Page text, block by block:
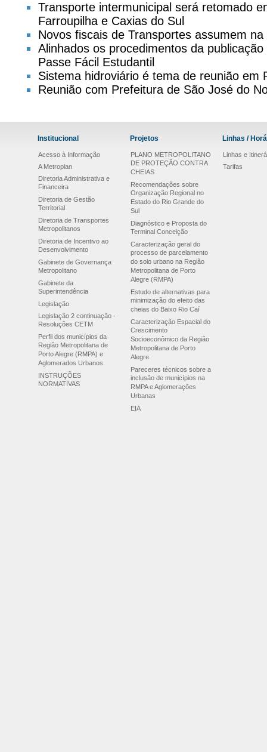
Transporte intermunicipal será retomado
Farroupilha e Caxias do Sul
Novos fiscais de Transportes assumem
Alinhados os procedimentos da
Passe Fácil Estudantil
Sistema hidroviário é tema de reunião em
Reunião com Prefeitura de São José do
Institucional
Acesso à Informação
A Metroplan
Diretoria Administrativa e
Financeira
Diretoria de Gestão
Territorial
Diretoria de Transportes
Metropolitanos
Diretoria de Incentivo ao
Desenvolvimento
Gabinete de Governança
Metropolitano
Gabinete da
Superintendência
Legislação
Legislação 2 continuação -
Resoluções CETM
Perfil dos municípios da
Região Metropolitana de
Porto Alegre (RMPA) e
Aglomerados Urbanos
INSTRUÇÕES
NORMATIVAS
Projetos
PLANO METROPOLITANO
DE PROTEÇÃO CONTRA
CHEIAS
Recomendações sobre
Organização Regional no
Estado do Rio Grande do
Sul
Diagnóstico e Proposta do
Terminal Conceição
Caracterização geral do
processo de parcelamento
do solo urbano na Região
Metropolitana de Porto
Alegre (RMPA)
Estudo de alternativas para
minimização do efeito das
cheias do Baixo Rio Caí
Caracterização Espacial do
Crescimento
Socioeconômico da Região
Metropolitana de Porto
Alegre
Pareceres técnicos sobre a
inclusão de municípios na
RMPA e Aglomerações
Urbanas
EIA
Linhas /
Linhas e
Tarifas